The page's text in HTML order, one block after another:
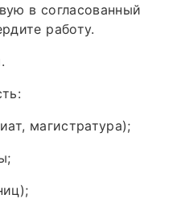
в согласованный
работу.
магистратура);